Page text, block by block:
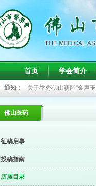
首页 学会简介
通知：
关于举办儿科常见病的
关于举办佛山赛区“金声
关于召开2026年甲状腺
关于肾脏病学分会2026
关于举办儿科常见病的
佛山医药
征稿启事
投稿指南
历届目录